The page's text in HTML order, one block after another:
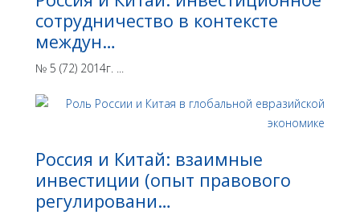
сотрудничество в контексте
междун…
№ 5 (72) 2014г. ...
Россия и Китай: взаимные
инвестиции (опыт правового
регулировани…